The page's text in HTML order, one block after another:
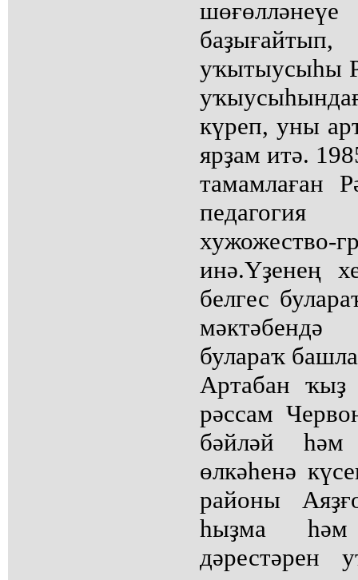
уҡытыусыһы
күреп, уны
ярҙам итә.
тамамлаған
хужожество-
инә.Үҙенең
белгес
булараҡ
Артабан
рәссам
бәйләй
өлкәһенә
районы
һыҙма һәм
дәрестәрен